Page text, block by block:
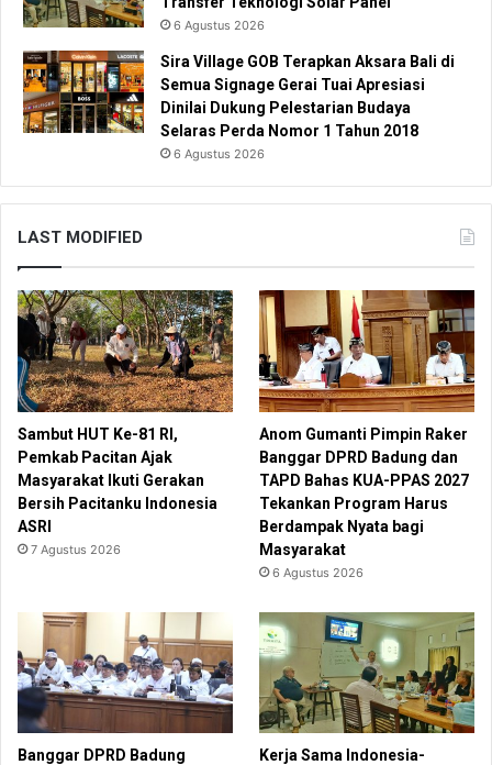
6 Agustus 2026
Sira Village GOB Terapkan Aksara Bali di
Semua Signage Gerai Tuai Apresiasi
Dinilai Dukung Pelestarian Budaya
Selaras Perda Nomor 1 Tahun 2018
6 Agustus 2026
LAST MODIFIED
Sambut HUT Ke-81 RI,
Pemkab Pacitan Ajak
Masyarakat Ikuti Gerakan
Bersih Pacitanku Indonesia
ASRI
7 Agustus 2026
Anom Gumanti Pimpin Raker
Banggar DPRD Badung dan
TAPD Bahas KUA-PPAS 2027
Tekankan Program Harus
Berdampak Nyata bagi
Masyarakat
6 Agustus 2026
Banggar DPRD Badung
Kerja Sama Indonesia-